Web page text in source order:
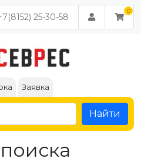
25-30-58
Заявка
Найти